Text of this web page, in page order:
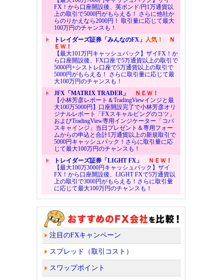
FX！から口座開設後、英ポンド/円1万通貨以
上の取引で5000円がもらえる！ さらに他社か
らのりかえなら2000円！ 取引量に応じて最大
100万円のチャンスも！
トレイダーズ証券「みんなのFX」 人気！
Ｎ
ＥＷ！
【最大101万円キャッシュバック】ザイFX！か
ら口座開設後、FX口座で5万通貨以上の取引で
5000円+シストレ口座で5万通貨以上の取引で
5000円がもらえる！ さらに取引量に応じて最
大100万円のチャンスも！
JFX「MATRIX TRADER」
ＮＥＷ！
【小林芳彦レポート＆TradingViewインジと最
大100万5000円】口座開設完了で小林芳彦オリ
ジナルレポート「FXスキャルピングのコツ」
およびTradingView専用インジケーター「コバ
スキャインジ」当日プレゼント＆専用フォー
ムからの申込と合計1万通貨以上の新規取引で
5000円キャッシュバック！さらに取引量に応
じて最大100万円のチャンスも！
トレイダーズ証券「LIGHT FX」
ＮＥＷ！
【最大100万3000円キャッシュバック】ザイ
FX！から口座開設後、LIGHT FXで5万通貨以
上の取引で3000円がもらえる！さらに取引量
に応じて最大100万円のチャンスも！
注目のFXキャンペーン
スプレッド（取引コスト）
スワップポイント